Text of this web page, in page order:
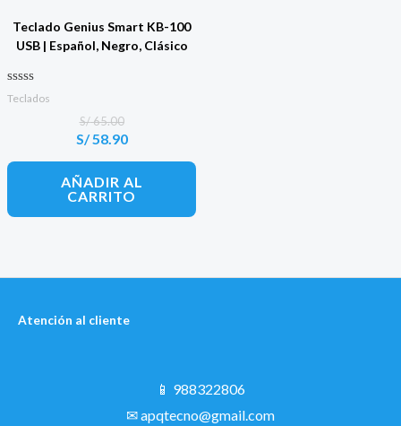
Teclado Genius Smart KB-100
USB | Español, Negro, Clásico
Valorado con
Teclados
S/65.00
El
precio
original
era:
S/ 65.00.
S/58.90
El
precio
actual
es:
S/ 58.90.
AÑADIR AL
CARRITO
Atención al cliente
📱 988322806
✉ apqtecno@gmail.com